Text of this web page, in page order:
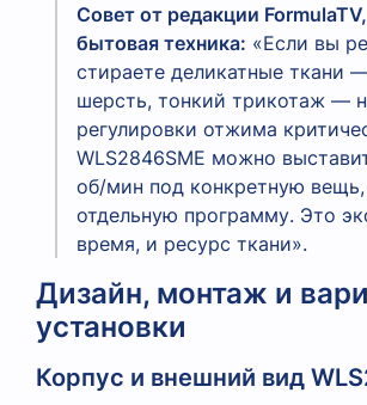
Совет от редакции
бытовая техника: «Если вы
стираете деликатные ткани
шерсть, тонкий трикотаж —
регулировки отжима
WLS2846SME можно
об/мин под конкретную вещь,
отдельную программу. Это
время, и ресурс ткани».
Дизайн, монтаж и
установки
Корпус и внешний вид